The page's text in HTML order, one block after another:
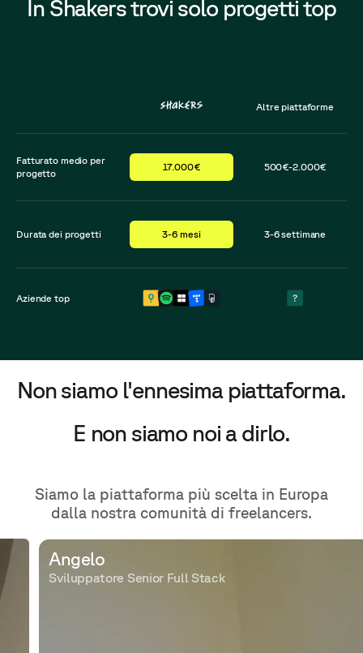
In Shakers trovi solo progetti top
Altre piattaforme
Fatturato medio per
progetto
17.000€ 500€-2.000€
Durata dei progetti 3-6 mesi 3-6 settimane
Aziende top
Non siamo l'ennesima piattaforma.
E non siamo noi a dirlo.
Siamo la piattaforma più scelta in Europa
dalla nostra comunità di freelancers.
Angelo
Sviluppatore Senior Full Stack